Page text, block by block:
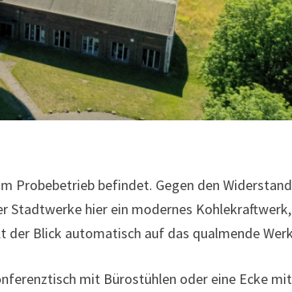
Probebetrieb befindet. Gegen den Widerstand
Stadtwerke hier ein modernes Kohlekraftwerk,
Blick automatisch auf das qualmende
mit Bürostühlen oder eine Ecke mit